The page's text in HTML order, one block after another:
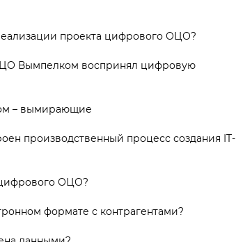
проекта цифрового ОЦО?
Вымпелком воспринял цифровую
– вымирающие
производственный процесс создания IT-
ОЦО?
формате с контрагентами?